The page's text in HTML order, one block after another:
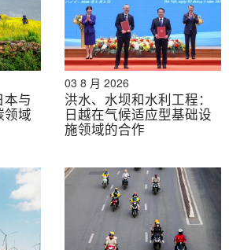
长和循环经济战略。《2021-2030
（展望至2050年）》（第611/QD-
善水质、保护生物多样性和发展低
。此外，《关于‘到2030年促进农
、应用和技术转让’的第540/QD-
回收利用农林副产品、推广循环农
。.
，特别是中小企业，在开发和应用
运营条件的环境技术解决方案方面发
日本高知县的技术，例如水处理和农
认为与越南的自然特征、基础设施
与
领域
03 8 月 2026
洪水、水坝和水利工程：
日越在气候适应型基础设
施领域的合作